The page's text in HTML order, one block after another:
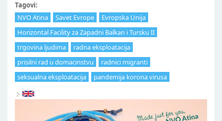
Tagovi:
NVO Atina
Savet Evrope
Evropska Unija
Horizontal Facility za Zapadni Balkan i Tursku II
trgovina ljudima
radna eksploatacija
prisilni rad u domacinstvu
radnici migranti
seksualna eksploatacija
pandemija korona virusa